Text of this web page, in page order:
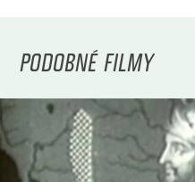
PODOBNÉ FILMY